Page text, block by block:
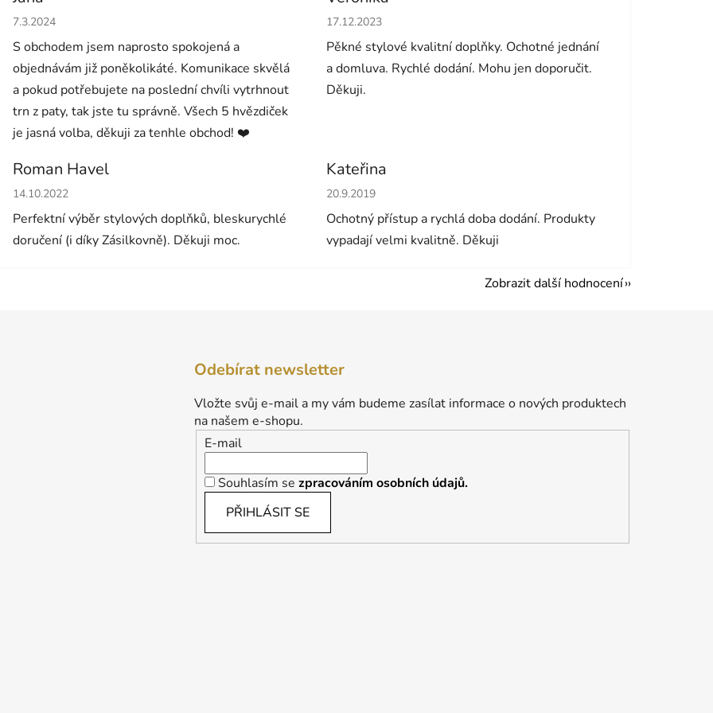
Hodnocení obchodu je 5 z 5 hvězdiček.
7.3.2024
S obchodem jsem naprosto spokojená a
objednávám již poněkolikáté. Komunikace skvělá
a pokud potřebujete na poslední chvíli vytrhnout
trn z paty, tak jste tu správně. Všech 5 hvězdiček
je jasná volba, děkuji za tenhle obchod! ❤️
Hodnocení obchodu je 5 z 5 hvězdiček.
17.12.2023
Pěkné stylové kvalitní doplňky. Ochotné jednání
a domluva. Rychlé dodání. Mohu jen doporučit.
Děkuji.
Roman Havel
Hodnocení obchodu je 5 z 5 hvězdiček.
14.10.2022
Perfektní výběr stylových doplňků, bleskurychlé
doručení (i díky Zásilkovně). Děkuji moc.
Kateřina
Hodnocení obchodu je 5 z 5 hvězdiček.
20.9.2019
Ochotný přístup a rychlá doba dodání. Produkty
vypadají velmi kvalitně. Děkuji
Zobrazit další hodnocení
Odebírat newsletter
Vložte svůj e-mail a my vám budeme zasílat informace o nových produktech
na našem e-shopu.
E-mail
Souhlasím se zpracováním osobních údajů.
PŘIHLÁSIT SE